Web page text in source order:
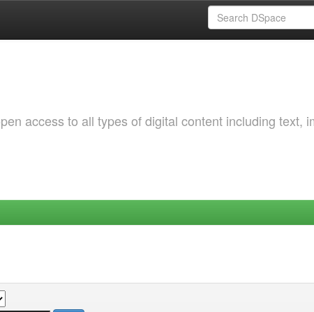
access to all types of digital content including text,